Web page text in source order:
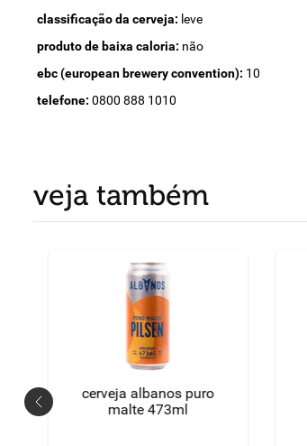
classificação da cerveja: leve
produto de baixa caloria: não
ebc (european brewery convention): 10
telefone: 0800 888 1010
veja também
cerveja albanos puro
malte 473ml